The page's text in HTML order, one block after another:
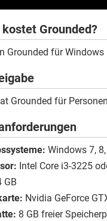
Grounded?
Grounded für
Grounded für Personen
Windows 7,
Intel Core i3-3225
GB
Nvidia GeForce
8 GB freier